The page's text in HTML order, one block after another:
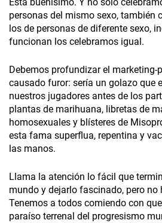
personas del mismo sexo, también
los de personas de diferente sexo,
funcionan los celebramos igual.
Debemos profundizar el marketing-
causado furor: sería un golazo que
nuestros jugadores antes de los
plantas de marihuana, libretas de
homosexuales y blísteres de
esta fama superflua, repentina y
las manos.
Llama la atención lo fácil que
mundo y dejarlo fascinado, pero no
Tenemos a todos comiendo con que
paraíso terrenal del progresismo